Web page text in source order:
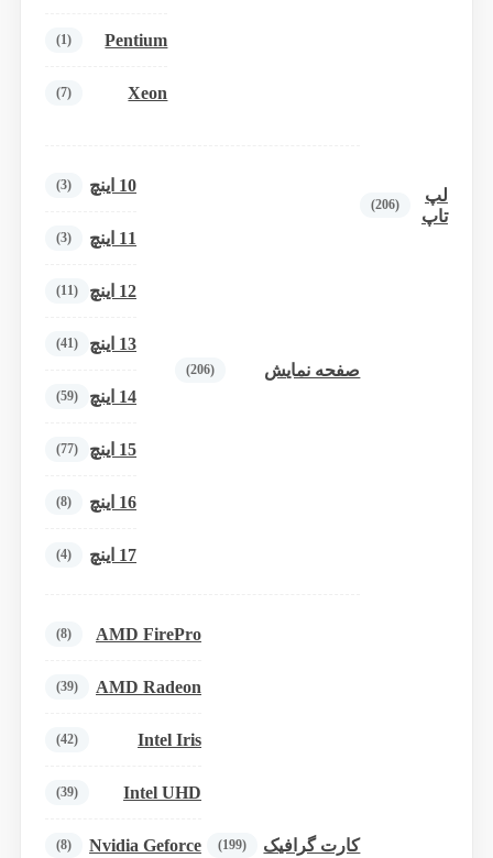
لپ
تاپ
(206)
Pentium
(1)
Xeon
(7)
صفحه نمایش (206)
10 اینچ (3)
11 اینچ (3)
12 اینچ (11)
13 اینچ (41)
14 اینچ (59)
15 اینچ (77)
16 اینچ (8)
17 اینچ (4)
کارت گرافیک (199)
AMD FirePro
(8)
AMD Radeon
(39)
Intel Iris
(42)
Intel UHD
(39)
Nvidia Geforce
(8)